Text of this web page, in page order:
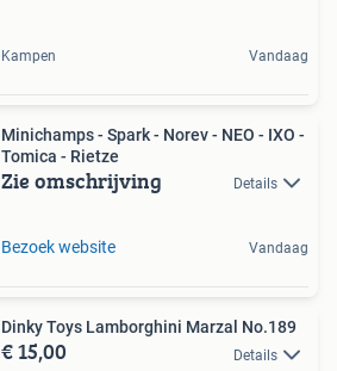
Kampen Vandaag
Minichamps - Spark - Norev - NEO - IXO -
Tomica - Rietze
Zie omschrijving Details
Bezoek website Vandaag
Dinky Toys Lamborghini Marzal No.189
€ 15,00 Details